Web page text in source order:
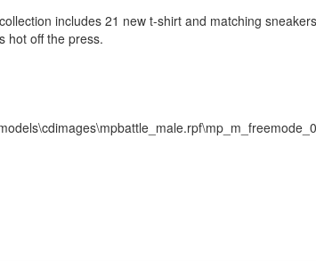
includes 21 new t-shirt and matching
hot off the press.